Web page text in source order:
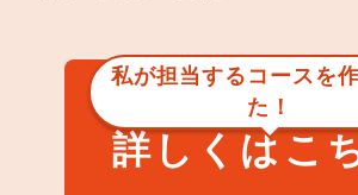
私が担当するコースを
た！
詳しくはこ